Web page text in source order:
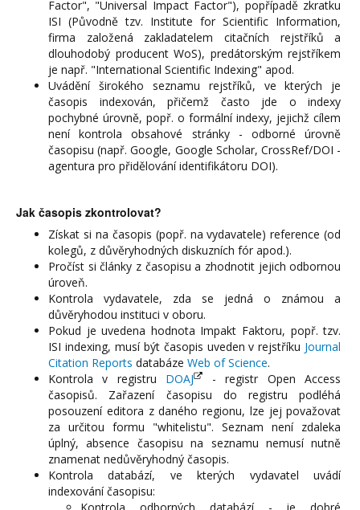
Factor", "Universal Impact Factor"), popřípadě zkratku
ISI (Původně tzv. Institute for Scientific Information,
firma založená zakladatelem citačních rejstříků a
dlouhodobý producent WoS), predátorským rejstříkem
je např. "International Scientific Indexing" apod.
Uvádění širokého seznamu rejstříků, ve kterých je
časopis indexován, přičemž často jde o indexy
pochybné úrovně, popř. o formální indexy, jejichž cílem
není kontrola obsahové stránky - odborné úrovně
časopisu (např. Google, Google Scholar, CrossRef/DOI -
agentura pro přidělování identifikátoru DOI).
Jak časopis zkontrolovat?
Získat si na časopis (popř. na vydavatele) reference (od
kolegů, z důvěryhodných diskuzních fór apod.).
Pročíst si články z časopisu a zhodnotit jejich odbornou
úroveň.
Kontrola vydavatele, zda se jedná o známou a
důvěryhodou instituci v oboru.
Pokud je uvedena hodnota Impakt Faktoru, popř. tzv.
ISI indexing, musí být časopis uveden v rejstříku Journal
Citation Reports databáze Web of Science.
Kontrola v registru DOAJ
- registr Open Access
časopisů. Zařazení časopisu do registru podléhá
posouzení editora z daného regionu, lze jej považovat
za určitou formu "whitelistu". Seznam není zdaleka
úplný, absence časopisu na seznamu nemusí nutně
znamenat nedůvěryhodný časopis.
Kontrola databází, ve kterých vydavatel uvádí
indexování časopisu: